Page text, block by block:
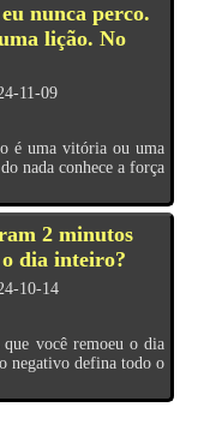
nunca perco.
lição. No
11-09
é uma vitória ou uma
nada conhece a força
2 minutos
dia inteiro?
10-14
você remoeu o dia
negativo defina todo o